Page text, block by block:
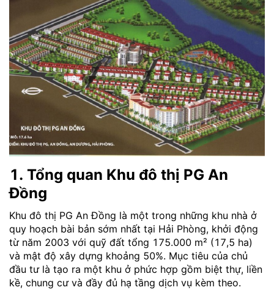
1. Tổng quan Khu đô thị PG An
Đồng
Khu đô thị PG An Đồng là một trong những khu nhà ở
quy hoạch bài bản sớm nhất tại Hải Phòng, khởi động
từ năm 2003 với quỹ đất tổng 175.000 m² (17,5 ha)
và mật độ xây dựng khoảng 50%. Mục tiêu của chủ
đầu tư là tạo ra một khu ở phức hợp gồm biệt thự, liền
kề, chung cư và đầy đủ hạ tầng dịch vụ kèm theo.